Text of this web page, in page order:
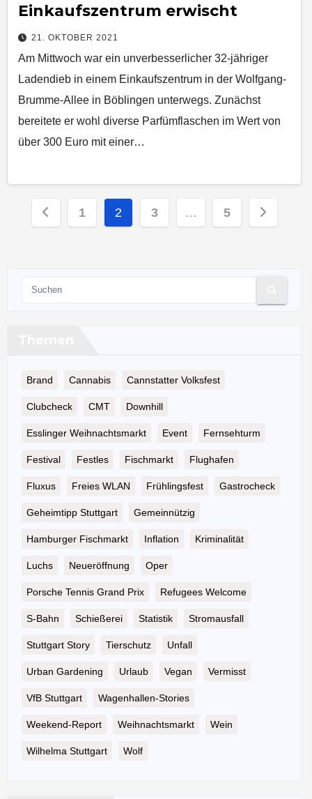
Einkaufszentrum erwischt
21. OKTOBER 2021
Am Mittwoch war ein unverbesserlicher 32-jähriger
Ladendieb in einem Einkaufszentrum in der Wolfgang-
Brumme-Allee in Böblingen unterwegs. Zunächst
bereitete er wohl diverse Parfümflaschen im Wert von
über 300 Euro mit einer…
Seitennummerierung
der
1 2 3 … 5
Brand Cannabis Cannstatter Volksfest
Clubcheck CMT Downhill
Esslinger Weihnachtsmarkt Event Fernsehturm
Festival Festles Fischmarkt Flughafen
Fluxus Freies WLAN Frühlingsfest Gastrocheck
Geheimtipp Stuttgart Gemeinnützig
Hamburger Fischmarkt Inflation Kriminalität
Luchs Neueröffnung Oper
Porsche Tennis Grand Prix Refugees Welcome
S-Bahn Schießerei Statistik Stromausfall
Stuttgart Story Tierschutz Unfall
Urban Gardening Urlaub Vegan Vermisst
VfB Stuttgart Wagenhallen-Stories
Weekend-Report Weihnachtsmarkt Wein
Wilhelma Stuttgart Wolf